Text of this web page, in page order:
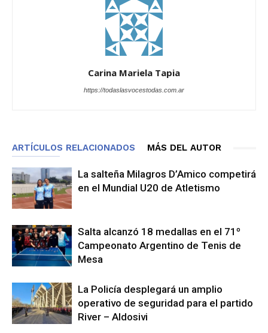
Carina Mariela Tapia
https://todaslasvocestodas.com.ar
ARTÍCULOS RELACIONADOS MÁS DEL AUTOR
La salteña Milagros D’Amico competirá
en el Mundial U20 de Atletismo
Salta alcanzó 18 medallas en el 71º
Campeonato Argentino de Tenis de
Mesa
La Policía desplegará un amplio
operativo de seguridad para el partido
River – Aldosivi